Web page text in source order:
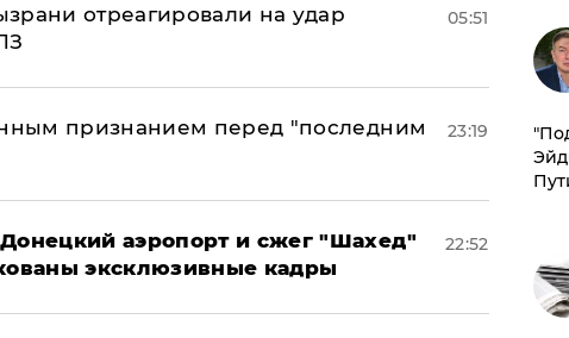
отреагировали на удар
05:51
признанием перед "последним
23:19
аэропорт и сжег "Шахед"
эксклюзивные кадры
22:52